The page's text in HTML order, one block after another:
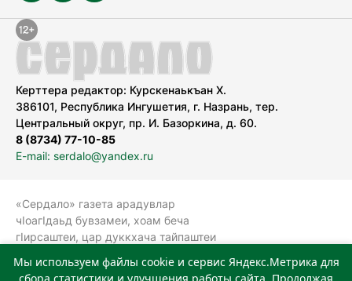
Керттера редактор: Курскенаькъан Х.
386101, Республика Ингушетия, г. Назрань, тер.
Центральный округ, пр. И. Базоркина, д. 60.
8 (8734) 77-10-85
E-mail: serdalo@yandex.ru
«Сердало» газета арадувлар
чIоагIдаьд бувзамеи, хоам беча
гIирсаштеи, цар дуккхача тайпаштеи
болхлоша (Роскомнадзор).
Мы используем файлы cookie и сервис Яндекс.Метрика для